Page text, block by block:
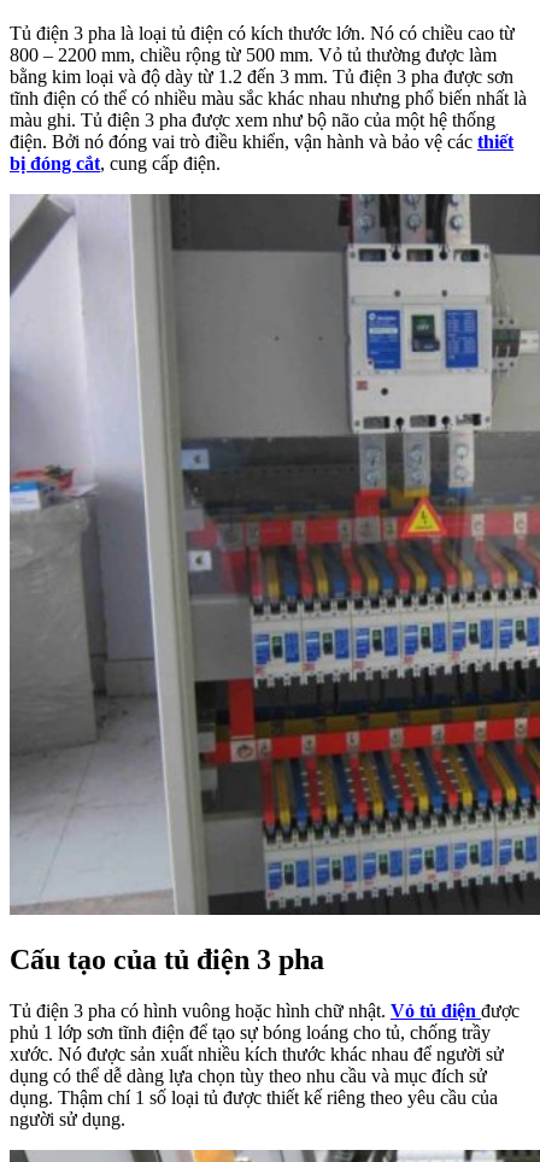
Tủ điện 3 pha là loại tủ điện có kích thước lớn. Nó có chiều cao từ
800 – 2200 mm, chiều rộng từ 500 mm. Vỏ tủ thường được làm
bằng kim loại và độ dày từ 1.2 đến 3 mm. Tủ điện 3 pha được sơn
tĩnh điện có thể có nhiều màu sắc khác nhau nhưng phổ biến nhất là
màu ghi. Tủ điện 3 pha được xem như bộ não của một hệ thống
điện. Bởi nó đóng vai trò điều khiển, vận hành và bảo vệ các thiết
bị đóng cắt, cung cấp điện.
Cấu tạo của tủ điện 3 pha
Tủ điện 3 pha có hình vuông hoặc hình chữ nhật. Vỏ tủ điện được
phủ 1 lớp sơn tĩnh điện để tạo sự bóng loáng cho tủ, chống trầy
xước. Nó được sản xuất nhiều kích thước khác nhau để người sử
dụng có thể dễ dàng lựa chọn tùy theo nhu cầu và mục đích sử
dụng. Thậm chí 1 số loại tủ được thiết kế riêng theo yêu cầu của
người sử dụng.